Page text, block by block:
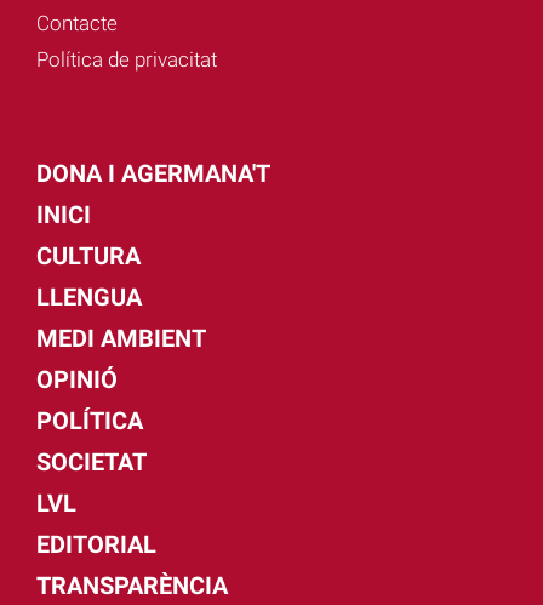
Contacte
Política de privacitat
DONA I AGERMANA'T
INICI
CULTURA
LLENGUA
MEDI AMBIENT
OPINIÓ
POLÍTICA
SOCIETAT
LVL
EDITORIAL
TRANSPARÈNCIA